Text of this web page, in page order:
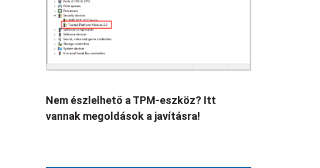
Nem észlelhető a TPM-eszköz? Itt
vannak megoldások a javításra!